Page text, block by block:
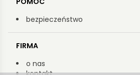
bezpieczeństwo
FIRMA
o nas